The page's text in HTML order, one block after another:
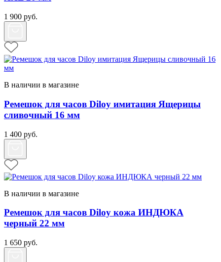
1 900 руб.
В наличии в магазине
Ремешок для часов Diloy имитация Ящерицы
сливочный 16 мм
1 400 руб.
В наличии в магазине
Ремешок для часов Diloy кожа ИНДЮКА
черный 22 мм
1 650 руб.